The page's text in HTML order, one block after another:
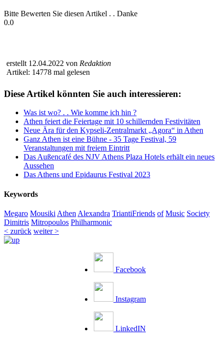
Bitte Bewerten Sie diesen Artikel . . Danke
0.0
erstellt 12.04.2022 von Redaktion
Artikel: 14778 mal gelesen
Diese Artikel könnten Sie auch interessieren:
Was ist wo? . . Wie komme ich hin ?
Athen feiert die Feiertage mit 10 schillernden Festivitäten
Neue Ära für den Kypseli-Zentralmarkt „Agora“ in Athen
Ganz Athen ist eine Bühne - 35 Tage Festival, 59
Veranstaltungen mit freiem Eintritt
Das Außencafé des NJV Athens Plaza Hotels erhält ein neues
Aussehen
Das Athens und Epidaurus Festival 2023
Keywords
Megaro Mousiki Athen Alexandra TriantiFriends of Music Society
Dimitris Mitropoulos Philharmonic
< zurück weiter >
Facebook
Instagram
LinkedIN